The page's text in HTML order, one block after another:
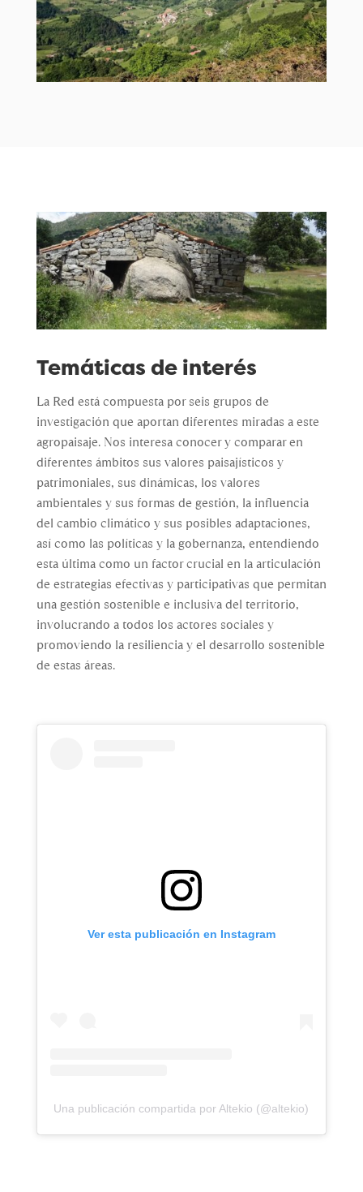
Temáticas de interés
La Red está compuesta por seis grupos de
investigación que aportan diferentes miradas a este
agropaisaje. Nos interesa conocer y comparar en
diferentes ámbitos sus valores paisajísticos y
patrimoniales, sus dinámicas, los valores
ambientales y sus formas de gestión, la influencia
del cambio climático y sus posibles adaptaciones,
así como las políticas y la gobernanza, entendiendo
esta última como un factor crucial en la articulación
de estrategias efectivas y participativas que permitan
una gestión sostenible e inclusiva del territorio,
involucrando a todos los actores sociales y
promoviendo la resiliencia y el desarrollo sostenible
de estas áreas.
Ver esta publicación en Instagram
Una publicación compartida por Altekio (@altekio)